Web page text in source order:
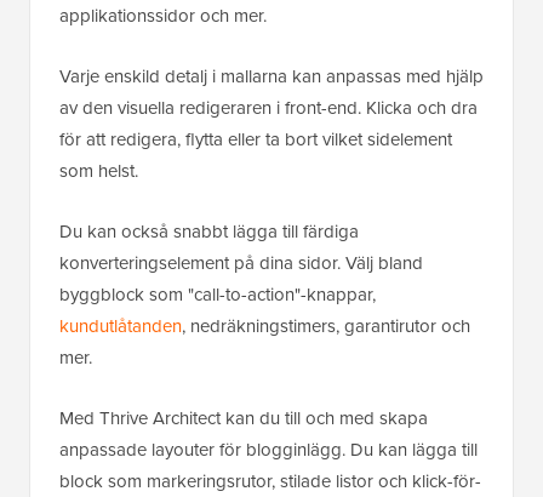
applikationssidor och mer.
Varje enskild detalj i mallarna kan anpassas med hjälp
av den visuella redigeraren i front-end. Klicka och dra
för att redigera, flytta eller ta bort vilket sidelement
som helst.
Du kan också snabbt lägga till färdiga
konverteringselement på dina sidor. Välj bland
byggblock som "call-to-action"-knappar,
kundutlåtanden, nedräkningstimers, garantirutor och
mer.
Med Thrive Architect kan du till och med skapa
anpassade layouter för blogginlägg. Du kan lägga till
block som markeringsrutor, stilade listor och klick-för-